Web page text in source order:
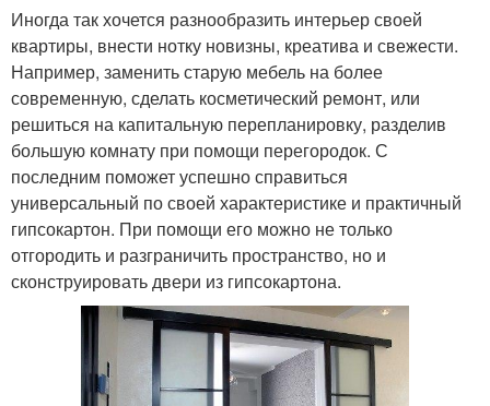
Иногда так хочется разнообразить интерьер своей
квартиры, внести нотку новизны, креатива и свежести.
Например, заменить старую мебель на более
современную, сделать косметический ремонт, или
решиться на капитальную перепланировку, разделив
большую комнату при помощи перегородок. С
последним поможет успешно справиться
универсальный по своей характеристике и практичный
гипсокартон. При помощи его можно не только
отгородить и разграничить пространство, но и
сконструировать двери из гипсокартона.